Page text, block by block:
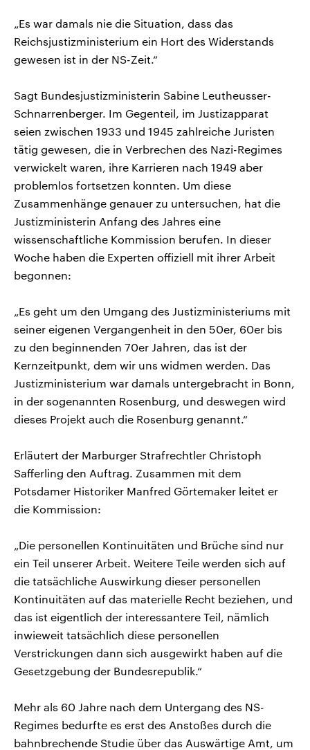
„Es war damals nie die Situation, dass das
Reichsjustizministerium ein Hort des Widerstands
gewesen ist in der NS-Zeit.“
Sagt Bundesjustizministerin Sabine Leutheusser-
Schnarrenberger. Im Gegenteil, im Justizapparat
seien zwischen 1933 und 1945 zahlreiche Juristen
tätig gewesen, die in Verbrechen des Nazi-Regimes
verwickelt waren, ihre Karrieren nach 1949 aber
problemlos fortsetzen konnten. Um diese
Zusammenhänge genauer zu untersuchen, hat die
Justizministerin Anfang des Jahres eine
wissenschaftliche Kommission berufen. In dieser
Woche haben die Experten offiziell mit ihrer Arbeit
begonnen:
„Es geht um den Umgang des Justizministeriums mit
seiner eigenen Vergangenheit in den 50er, 60er bis
zu den beginnenden 70er Jahren, das ist der
Kernzeitpunkt, dem wir uns widmen werden. Das
Justizministerium war damals untergebracht in Bonn,
in der sogenannten Rosenburg, und deswegen wird
dieses Projekt auch die Rosenburg genannt.“
Erläutert der Marburger Strafrechtler Christoph
Safferling den Auftrag. Zusammen mit dem
Potsdamer Historiker Manfred Görtemaker leitet er
die Kommission:
„Die personellen Kontinuitäten und Brüche sind nur
ein Teil unserer Arbeit. Weitere Teile werden sich auf
die tatsächliche Auswirkung dieser personellen
Kontinuitäten auf das materielle Recht beziehen, und
das ist eigentlich der interessantere Teil, nämlich
inwieweit tatsächlich diese personellen
Verstrickungen dann sich ausgewirkt haben auf die
Gesetzgebung der Bundesrepublik.“
Mehr als 60 Jahre nach dem Untergang des NS-
Regimes bedurfte es erst des Anstoßes durch die
bahnbrechende Studie über das Auswärtige Amt, um